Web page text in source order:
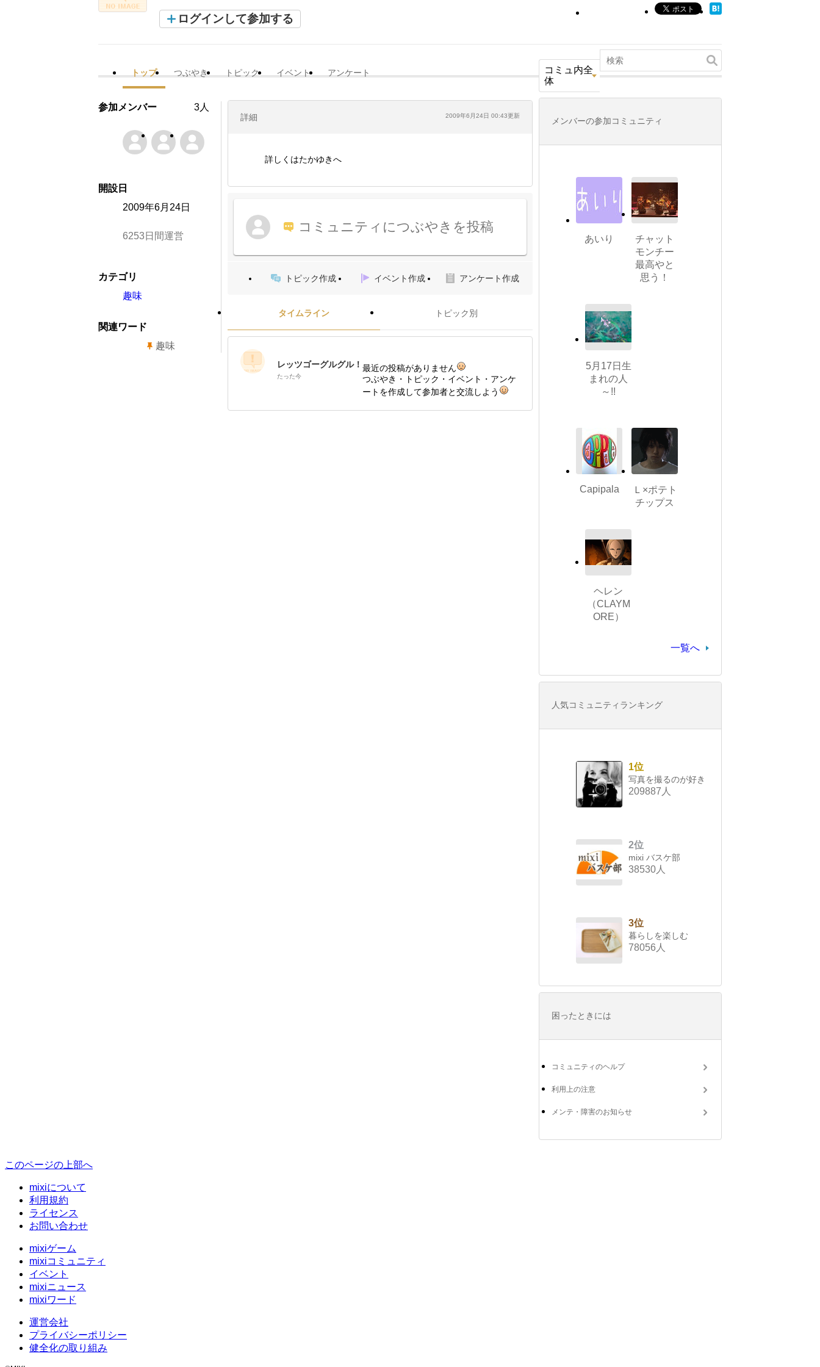
ログインして参加する
トップ つぶやき トピック イベント アンケート
コミュ内全
体
詳細 2009年6月24日 00:43更新
詳しくはたかゆきへ
コミュニティにつぶやきを投稿
トピック作成 イベント作成 アンケート作成
タイムライン トピック別
レッツゴーグルグル！
たった今
最近の投稿がありません
つぶやき・トピック・イベント・アンケ
ートを作成して参加者と交流しよう
参加メンバー 3人
開設日
2009年6月24日
6253日間運営
カテゴリ
趣味
関連ワード
趣味
メンバーの参加コミュニティ
あいり
チャット
モンチー
最高やと
思う！
5月17日生
まれの人
～!!
Capipala
Ｌ×ポテト
チップス
ヘレン
（CLAYM
ORE）
一覧へ
人気コミュニティランキング
1位
写真を撮るのが好き
209887人
2位
mixi バスケ部
38530人
3位
暮らしを楽しむ
78056人
困ったときには
コミュニティのヘルプ
利用上の注意
メンテ・障害のお知らせ
このページの上部へ
mixiについて
利用規約
ライセンス
お問い合わせ
mixiゲーム
mixiコミュニティ
イベント
mixiニュース
mixiワード
運営会社
プライバシーポリシー
健全化の取り組み